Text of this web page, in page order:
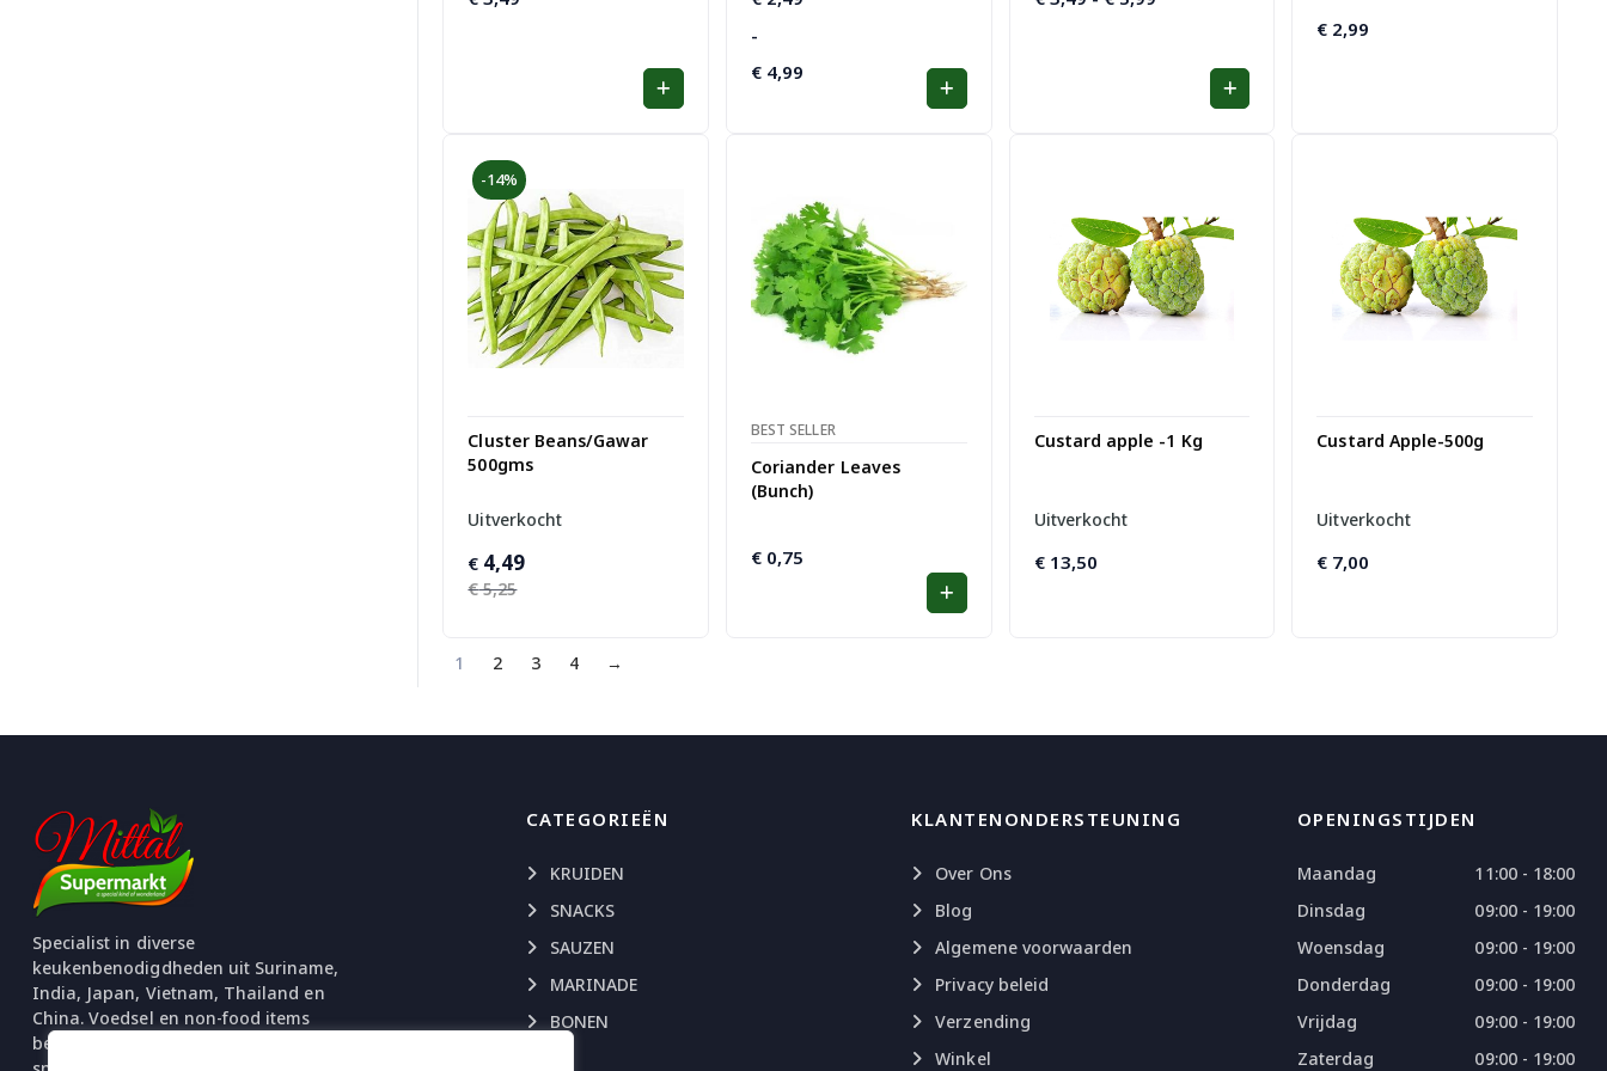
-
€ 4,99
tot
€ 4,99
€ 2,99
-14%
Cluster Beans/Gawar
500gms
Uitverkocht
€5,25
Oorspronkelijke
prijs
€ 4,49
Huidige
prijs
BEST SELLER
Coriander Leaves
(Bunch)
€ 0,75
Custard apple -1 Kg
Uitverkocht
€13,50
Custard Apple-500g
Uitverkocht
€ 7,00
1 2 3 4 →
Specialist in diverse
keukenbenodigdheden uit Suriname,
India, Japan, Vietnam, Thailand en
China. Voedsel en non-food items
beschikbaar. Uitgebreide selectie
CATEGORIEËN
KRUIDEN
SNACKS
SAUZEN
MARINADE
BONEN
KLANTENONDERSTEUNING
Over Ons
Blog
Algemene voorwaarden
Privacy beleid
Verzending
Winkel
OPENINGSTIJDEN
Maandag
11:00 - 18:00
Dinsdag
09:00 - 19:00
Woensdag
09:00 - 19:00
Donderdag
09:00 - 19:00
Vrijdag
09:00 - 19:00
Zaterdag
09:00 - 19:00